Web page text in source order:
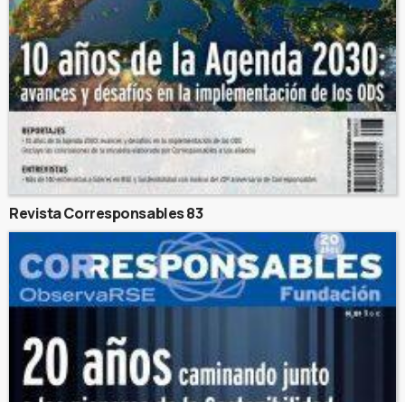
Revista Corresponsables 83